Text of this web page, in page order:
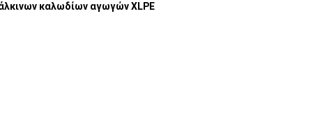
καλωδίων αγωγών XLPE